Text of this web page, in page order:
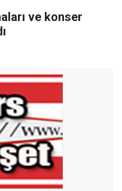
ve konser